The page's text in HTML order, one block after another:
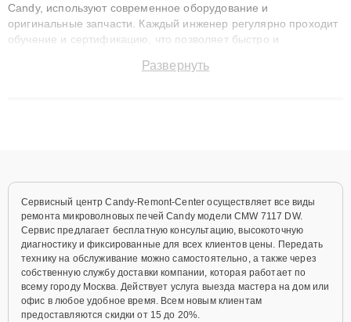
Candy, используют современное оборудование и
оригинальные запчасти. Каждый инженер регулярно проходит
обучение и сертификацию, что позволяет быстро и
сохранением гарантии до 3 лет. Наши мастера решают
Развернуть
Сервисный центр Candy-Remont-Center осуществляет все виды
ремонта микроволновых печей Candy модели CMW 7117 DW.
Сервис предлагает бесплатную консультацию, высокоточную
диагностику и фиксированные для всех клиентов цены. Передать
технику на обслуживание можно самостоятельно, а также через
собственную службу доставки компании, которая работает по
всему городу Москва. Действует услуга выезда мастера на дом или
офис в любое удобное время. Всем новым клиентам
предоставляются скидки от 15 до 20%.